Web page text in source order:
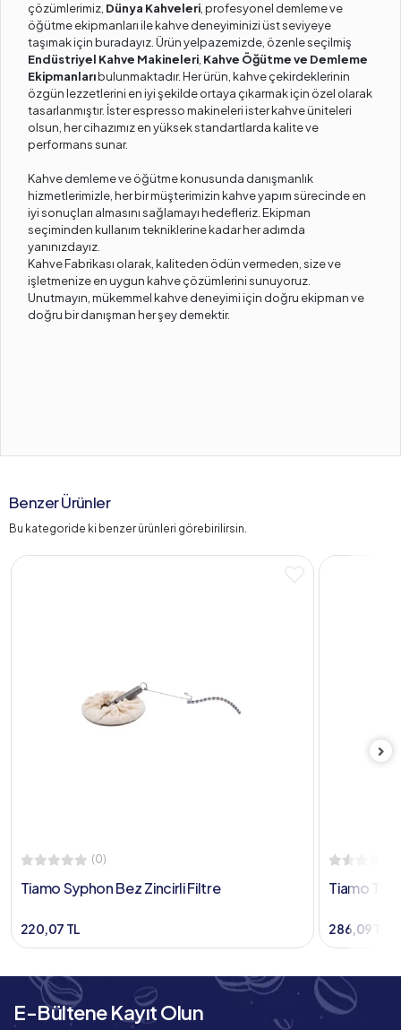
çözümlerimiz, Dünya Kahveleri , profesyonel demleme ve
öğütme ekipmanları ile kahve deneyiminizi üst seviyeye
taşımak için buradayız. Ürün yelpazemizde, özenle seçilmiş
Endüstriyel Kahve Makineleri Kahve Öğütme ve Demleme
Ekipmanlarıbulunmaktadır. Her ürün, kahve çekirdeklerinin
özgün lezzetlerini en iyi şekilde ortaya çıkarmak için özel olarak
tasarlanmıştır. İster espresso makineleri ister kahve üniteleri
olsun, her cihazımız en yüksek standartlarda kalite ve
performans sunar.
Kahve demleme ve öğütme konusunda danışmanlık
hizmetlerimizle, her bir müşterimizin kahve yapım sürecinde en
iyi sonuçları almasını sağlamayı hedefleriz. Ekipman
seçiminden kullanım tekniklerine kadar her adımda
yanınızdayız.
Kahve Fabrikası olarak, kaliteden ödün vermeden, size ve
işletmenize en uygun kahve çözümlerini sunuyoruz.
Unutmayın, mükemmel kahve deneyimi için doğru ekipman ve
doğru bir danışman her şey demektir.
Benzer Ürünler
Bu kategoride ki benzer ürünleri görebirilirsin.
(0)
Tiamo Syphon Bez Zincirli Filtre
220,07 TL
Tiamo Tca
286,09 TL
E-Bültene Kayıt Olun